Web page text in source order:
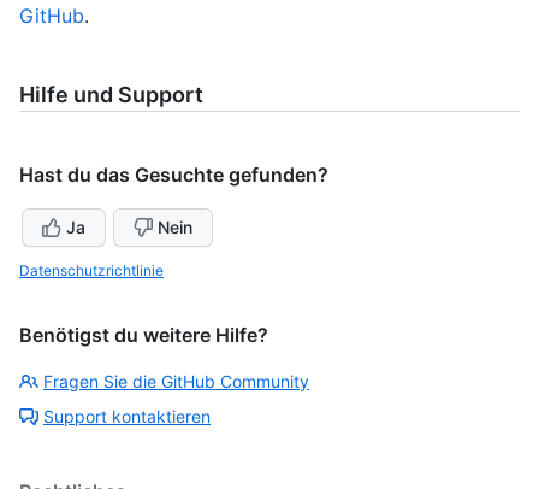
GitHub.
Hilfe und Support
Hast du das Gesuchte gefunden?
Ja Nein
Datenschutzrichtlinie
Benötigst du weitere Hilfe?
Fragen Sie die GitHub Community
Support kontaktieren